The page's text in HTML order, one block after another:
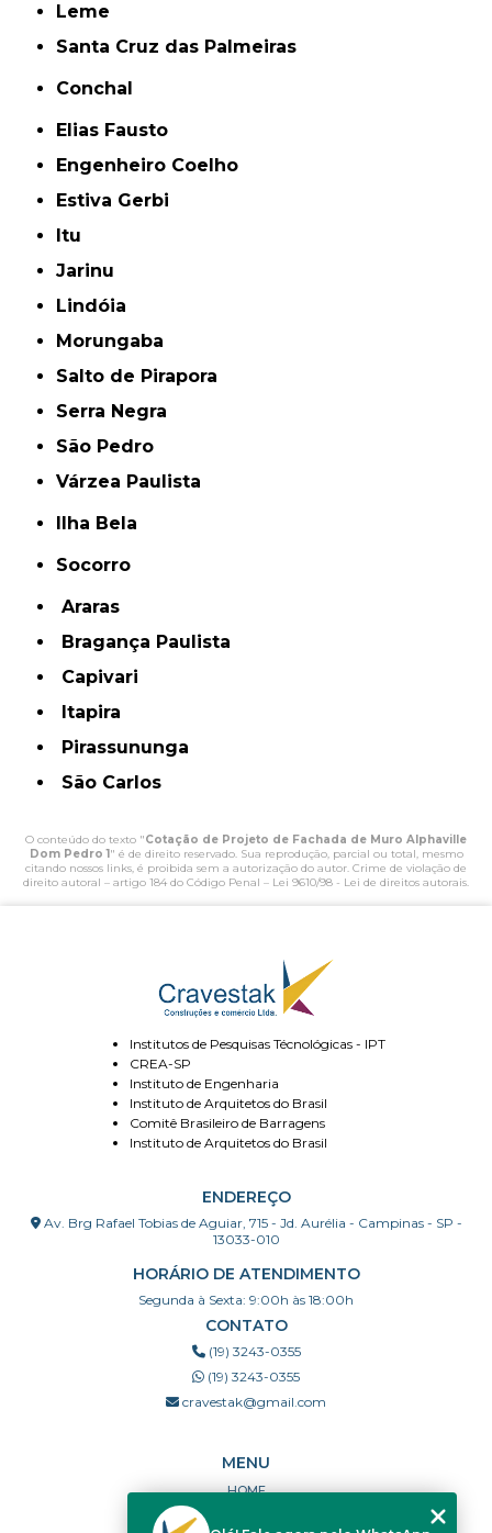
Leme
Santa Cruz das Palmeiras
Conchal
Elias Fausto
Engenheiro Coelho
Estiva Gerbi
Itu
Jarinu
Lindóia
Morungaba
Salto de Pirapora
Serra Negra
São Pedro
Várzea Paulista
Ilha Bela
Socorro
Araras
Bragança Paulista
Capivari
Itapira
Pirassununga
São Carlos
O conteúdo do texto "Cotação de Projeto de Fachada de Muro Alphaville
Dom Pedro 1 " é de direito reservado. Sua reprodução, parcial ou total, mesmo
citando nossos links, é proibida sem a autorização do autor. Crime de violação de
direito autoral – artigo 184 do Código Penal – Lei 9610/98 - Lei de direitos autorais.
Institutos de Pesquisas Técnológicas - IPT
CREA-SP
Instituto de Engenharia
Instituto de Arquitetos do Brasil
Comitê Brasileiro de Barragens
Instituto de Arquitetos do Brasil
ENDEREÇO
Av. Brg Rafael Tobias de Aguiar, 715 - Jd. Aurélia - Campinas - SP -
13033-010
HORÁRIO DE ATENDIMENTO
Segunda à Sexta: 9:00h às 18:00h
CONTATO
(19) 3243-0355
(19) 3243-0355
cravestak@gmail.com
MENU
HOME